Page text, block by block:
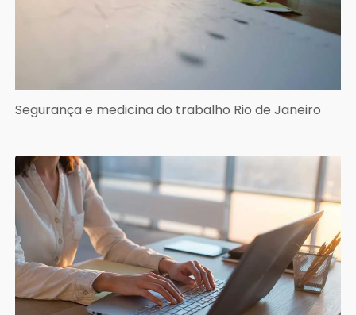
Segurança e medicina do trabalho Rio de Janeiro